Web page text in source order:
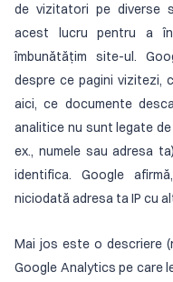
de vizitatori pe diverse
acest lucru pentru a
îmbunătățim site-ul.
despre ce pagini vizitezi,
aici, ce documente
analitice nu sunt legate
ex., numele sau adresa
identifica. Google
niciodată adresa ta IP cu
Mai jos este o descriere
Google Analytics pe care